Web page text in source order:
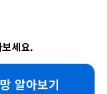
세요.
알아보기